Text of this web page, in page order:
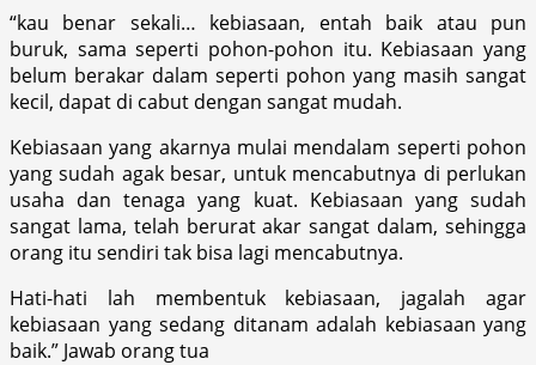
“kau benar sekali…‎ kebiasaan, ‎entah baik atau pun
buruk, ‎sama seperti pohon-pohon itu. Kebiasaan yang
belum berakar dalam seperti pohon yang masih sangat
kecil, ‎dapat di cabut dengan sangat mudah.
Kebiasaan yang akarnya mulai mendalam seperti pohon
yang sudah agak besar, ‎untuk mencabutnya di perlukan
usaha dan tenaga yang kuat. Kebiasaan yang sudah
sangat lama, ‎telah berurat akar sangat dalam, sehingga
orang itu sendiri tak bisa lagi mencabutnya.
Hati-hati lah membentuk kebiasaan, jagalah agar
kebiasaan yang sedang ditanam adalah kebiasaan yang
baik.” Jawab orang tua